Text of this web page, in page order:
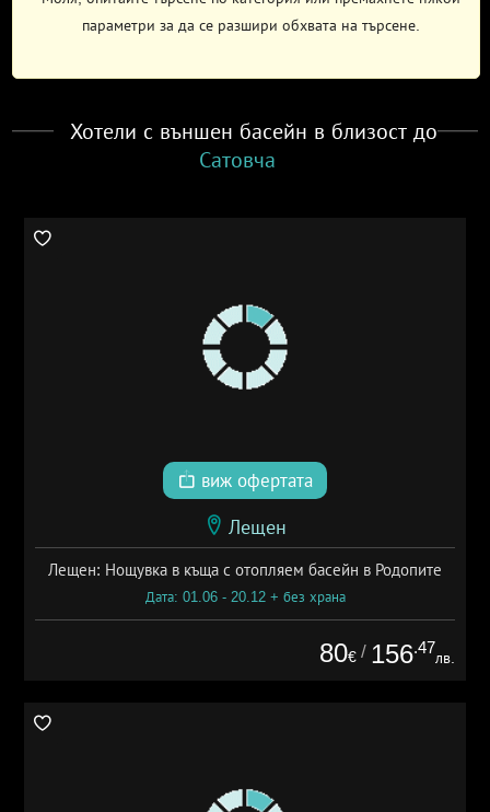
параметри за да се разшири обхвата на търсене.
Хотели с външен басейн в близост до
Сатовча
виж офертата
Лещен
Лещен: Нощувка в къща с отопляем басейн в Родопите
Дата: 01.06 - 20.12 + без храна
80€ / 156.47
лв.